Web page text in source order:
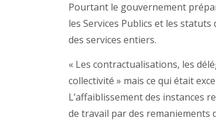
Pourtant le gouvernement
les Services Publics et les
des services entiers.
« Les contractualisations, les
collectivité » mais ce qui était
L’affaiblissement des instances
de travail par des remaniements